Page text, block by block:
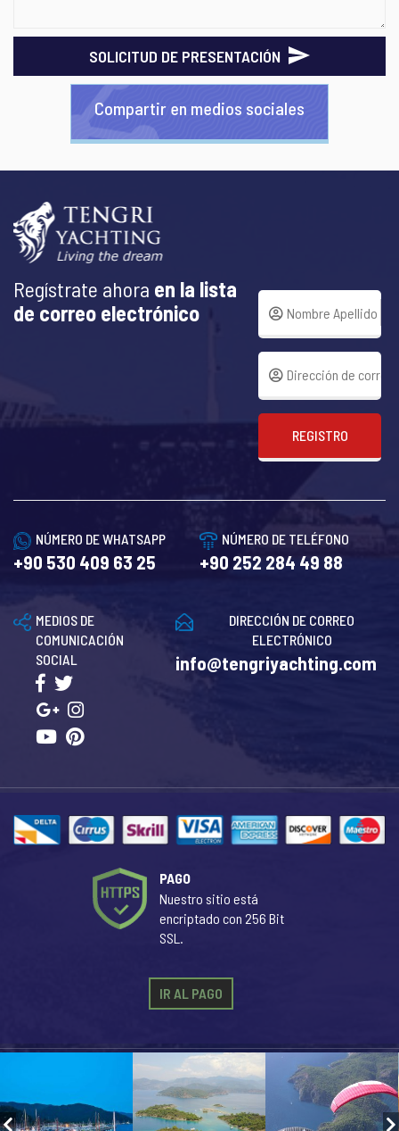
SOLICITUD DE PRESENTACIÓN
Compartir en medios sociales
Regístrate ahora en la lista
de correo electrónico
REGISTRO
NÚMERO DE WHATSAPP
+90 530 409 63 25
NÚMERO DE TELÉFONO
+90 252 284 49 88
DIRECCIÓN DE CORREO
ELECTRÓNICO
info@tengriyachting.com
MEDIOS DE
COMUNICACIÓN
SOCIAL
PAGO
Nuestro sitio está
encriptado con 256 Bit
SSL.
IR AL PAGO